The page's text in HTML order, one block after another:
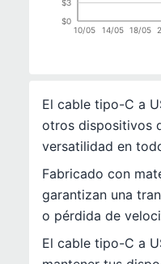
10/05 14/05 18/05
$0
$3
El cable tipo-C a
otros dispositivos
versatilidad en
Fabricado con
garantizan una
o pérdida de
El cable tipo-C a